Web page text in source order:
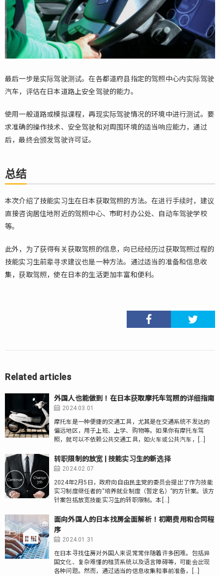
最后一步是实际驾驶测试。在各都道府县指定的驾照中心内实际驾驶
汽车，评估在日本道路上安全驾驶的能力。
使用一般道路或模拟课程，再现实际驾驶情况的环境中进行测试。要
求准确的操作技术、安全驾驶和对周围环境的适当响应能力，通过
后，最终会颁发驾驶许可证。
总结
本次介绍了技能实习生在日本获取驾照的方法。在进行手续时，建议
直接咨询居住地附近的驾照中心、市町村办公处、自动车驾驶学校
等。
此外，为了获得有关获取驾照的信息，向已经经历过获取驾照过程的
技能实习生前辈寻求建议也是一种方法。通过适当的准备和信息收
集，获取驾照，使在日本的生活更加丰富和便利。
Related articles
外国人也能做到！在日本获取摩托车驾照的详细指南
2024.03.01
摩托车是一种便捷的交通工具，尤其是在交通系统不发达的
偏远地区，用于上班、上学、购物等。如果你有摩托车驾
照，就可以不依赖公共交通工具，如火车或公共汽车，[…]
转职限制的放宽 | 技能实习生的新选择
2024.02.07
2024年2月5日，政府向自由民主党的委员会提出了作为技能
实习制度继任者的“培养就业制度（暂定名）”的方针案。该方
针案包括放宽技能实习生的转职限制。本[…]
面向外国人的日本找房全面解析！初期费用和合同程
序
2024.01.31
在日本寻找住房对外国人来说常常伴随着许多困难。包括异
国文化、复杂难懂的租赁系统以及语言障碍等，可能会出现
各种问题。然而，通过适当的信息收集和事前准备，[…]